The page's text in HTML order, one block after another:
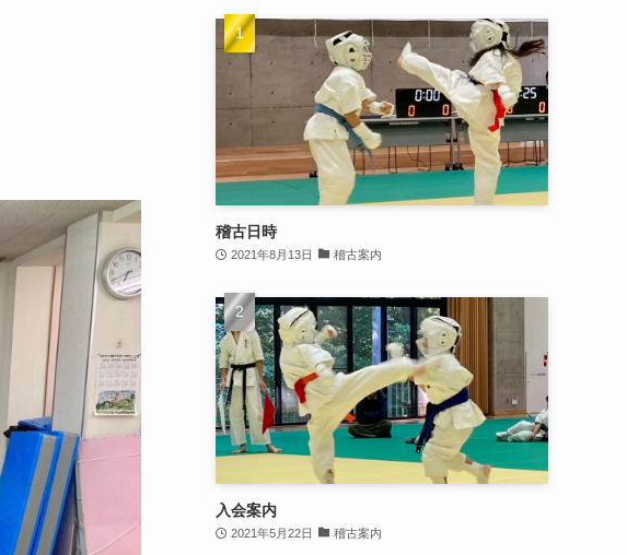
稽古日時
2021年8月13日 稽古案内
入会案内
2021年5月22日 稽古案内